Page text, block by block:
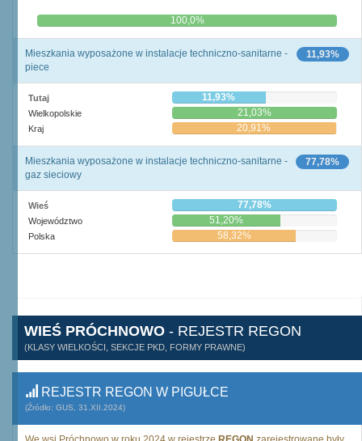
0,0% 100,0%
11,93%
Mieszkania wyposażone w instalacje techniczno-sanitarne -
piece
Tutaj 11,93%
Wielkopolskie 21,03%
Kraj 20,91%
77,78%
Mieszkania wyposażone w instalacje techniczno-sanitarne -
gaz sieciowy
Wieś 77,78%
Województwo 51,20%
Polska 58,32%
WIEŚ PRÓCHNOWO - REJESTR REGON
(KLASY WIELKOŚCI, SEKCJE PKD, FORMY PRAWNE)
REJESTR REGON W PIGUŁCE
(Źródło: GUS, 31.XII.2024)